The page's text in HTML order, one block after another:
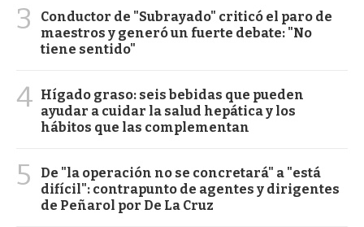
3
Conductor de "Subrayado" criticó el paro de
maestros y generó un fuerte debate: "No
tiene sentido"
4 Hígado graso: seis bebidas que pueden
ayudar a cuidar la salud hepática y los
hábitos que las complementan
5
De "la operación no se concretará" a "está
difícil": contrapunto de agentes y dirigentes
de Peñarol por De La Cruz